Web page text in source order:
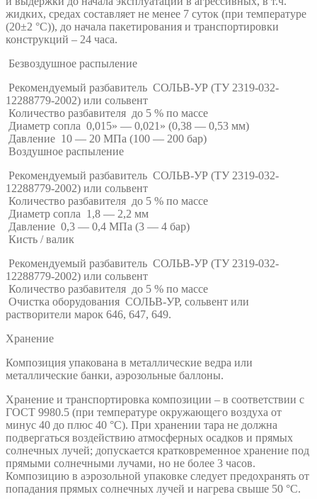
жидких, средах составляет не менее 7 суток (при температуре
(20±2 °С)), до начала пакетирования и транспортировки
конструкций – 24 часа.
Безвоздушное распыление
Рекомендуемый разбавитель СОЛЬВ-УР (ТУ 2319-032-
12288779-2002) или сольвент
Количество разбавителя до 5 % по массе
Диаметр сопла 0,015» — 0,021» (0,38 — 0,53 мм)
Давление 10 — 20 МПа (100 — 200 бар)
Воздушное распыление
Рекомендуемый разбавитель СОЛЬВ-УР (ТУ 2319-032-
12288779-2002) или сольвент
Количество разбавителя до 5 % по массе
Диаметр сопла 1,8 — 2,2 мм
Давление 0,3 — 0,4 МПа (3 — 4 бар)
Кисть / валик
Рекомендуемый разбавитель СОЛЬВ-УР (ТУ 2319-032-
12288779-2002) или сольвент
Количество разбавителя до 5 % по массе
Очистка оборудования СОЛЬВ-УР, сольвент или
растворители марок 646, 647, 649.
Хранение
Композиция упакована в металлические ведра или
металлические банки, аэрозольные баллоны.
Хранение и транспортировка композиции – в соответствии с
ГОСТ 9980.5 (при температуре окружающего воздуха от
минус 40 до плюс 40 °С). При хранении тара не должна
подвергаться воздействию атмосферных осадков и прямых
солнечных лучей; допускается кратковременное хранение под
прямыми солнечными лучами, но не более 3 часов.
Композицию в аэрозольной упаковке следует предохранять от
попадания прямых солнечных лучей и нагрева свыше 50 °С.